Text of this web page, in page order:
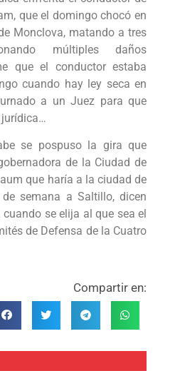
que el domingo chocó en
Monclova, matando a tres
múltiples daños
que el conductor estaba
cuando hay ley seca en
a un Juez para que
se pospuso la gira que
de la Ciudad de
que haría a la ciudad de
semana a Saltillo, dicen
se elija al que sea el
de Defensa de la Cuatro
Compartir en: